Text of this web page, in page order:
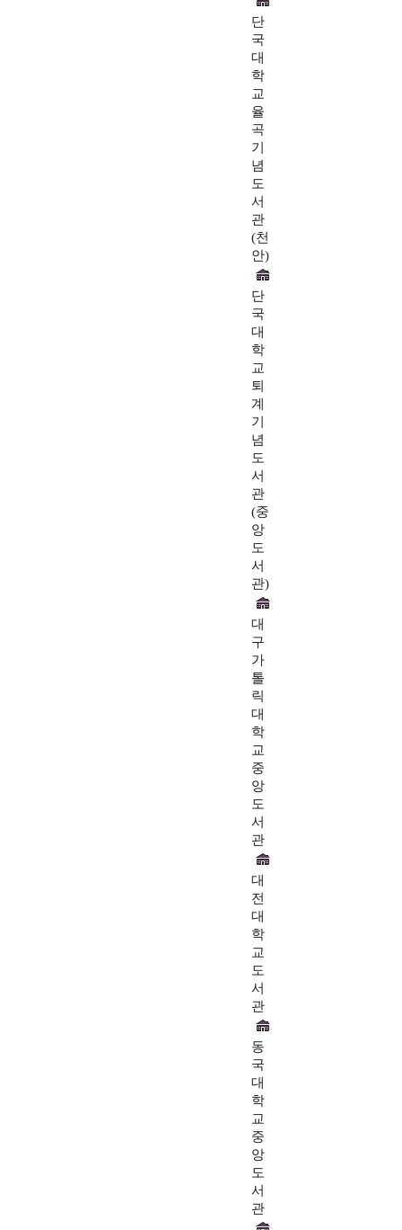
단
국
대
학
교
율
곡
기
념
도
서
관
(천
안)
단
국
대
학
교
퇴
계
기
념
도
서
관
(중
앙
도
서
관)
대
구
가
톨
릭
대
학
교
중
앙
도
서
관
대
전
대
학
교
도
서
관
동
국
대
학
교
중
앙
도
서
관